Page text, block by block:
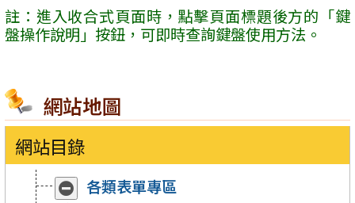
註：進入收合式頁面時，點擊頁面標題後方的「鍵
盤操作說明」按鈕，可即時查詢鍵盤使用方法。
網站地圖
網站目錄
收
展各類表單專區